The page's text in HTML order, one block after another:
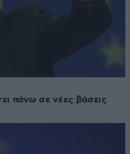
πάνω σε νέες βάσεις